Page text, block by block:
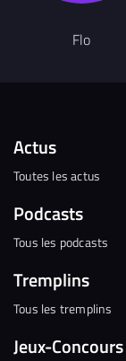
Flo
Actus
Toutes les actus
Podcasts
Tous les podcasts
Tremplins
Tous les tremplins
Jeux-Concours